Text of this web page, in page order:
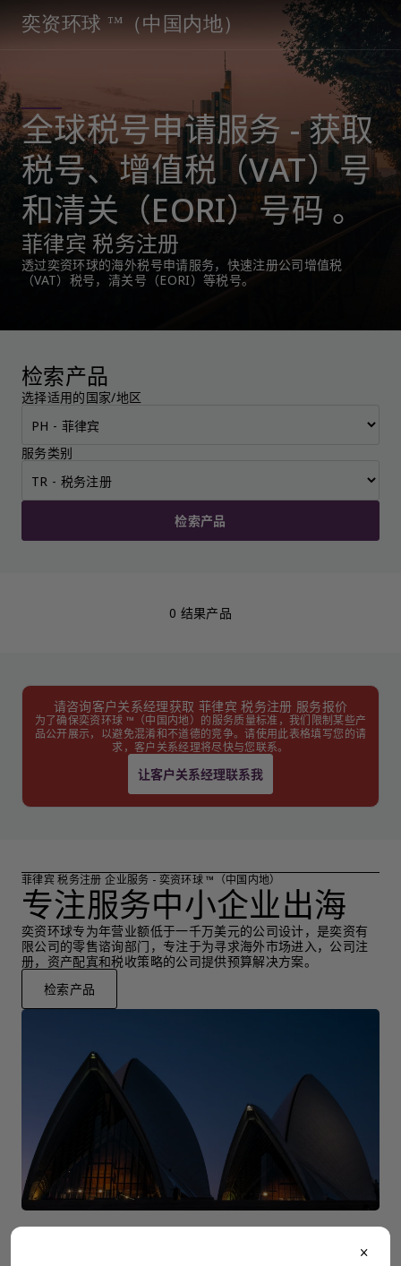
奕资环球 ™（中国内地）
全球税号申请服务 - 获取
税号、增值税（VAT）号
和清关（EORI）号码 。
菲律宾 税务注册
透过奕资环球的海外税号申请服务，快速注册公司增值税
（VAT）税号，清关号（EORI）等税号。
检索产品
选择适用的国家/地区
服务类别
检索产品
0 结果产品
请咨询客户关系经理获取 菲律宾 税务注册 服务报价
为了确保奕资环球 ™（中国内地）的服务质量标准，我们限制某些产
品公开展示，以避免混淆和不道德的竞争。请使用此表格填写您的请
求，客户关系经理将尽快与您联系。
让客户关系经理联系我
菲律宾 税务注册 企业服务 - 奕资环球 ™（中国内地）
专注服务中小企业出海
奕资环球专为年营业额低于一千万美元的公司设计，是奕资有
限公司的零售谘询部门，专注于为寻求海外市场进入，公司注
册，资产配寘和税收策略的公司提供预算解决方案。
检索产品
close